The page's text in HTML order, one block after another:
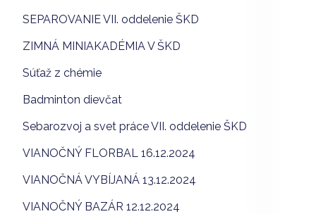
SEPAROVANIE VII. oddelenie ŠKD
ZIMNÁ MINIAKADÉMIA V ŠKD
Súťaž z chémie
Badminton dievčat
Sebarozvoj a svet práce VII. oddelenie ŠKD
VIANOČNÝ FLORBAL 16.12.2024
VIANOČNÁ VYBÍJANÁ 13.12.2024
VIANOČNÝ BAZÁR 12.12.2024